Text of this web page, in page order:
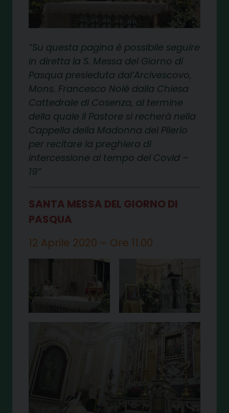
Su questa pagina è possibile seguire
in diretta la S. Messa del Giorno di
Pasqua presieduta dal’Arcivescovo,
Mons. Francesco Nolè dalla Chiesa
Cattedrale di Cosenza, al termine
della quale il Pastore si recherà nella
Cappella della Madonna del Pilerio
per recitare la preghiera di
intercessione al tempo del Covid –
19
SANTA MESSA DEL GIORNO DI
PASQUA
12 Aprile 2020 – Ore 11.00